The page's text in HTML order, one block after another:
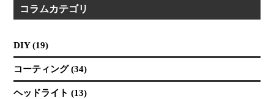
コラムカテゴリ
DIY (19)
コーティング (34)
ヘッドライト (13)